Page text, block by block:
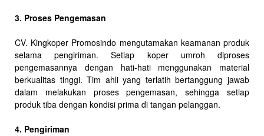
3. Proses Pengemasan
CV. Kingkoper Promosindo mengutamakan keamanan produk
selama pengiriman. Setiap koper umroh diproses
pengemasannya dengan hati-hati menggunakan material
berkualitas tinggi. Tim ahli yang terlatih bertanggung jawab
dalam melakukan proses pengemasan, sehingga setiap
produk tiba dengan kondisi prima di tangan pelanggan.
4. Pengiriman